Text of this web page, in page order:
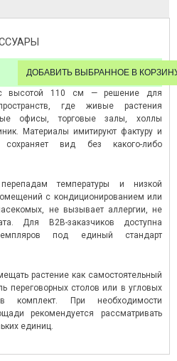
высотой 110 см — решение для
где живые растения
офисы, торговые залы, холлы
Материалы имитируют фактуру и
вид без какого-либо
температуры и низкой
с кондиционированием или
не вызывает аллергии, не
Для B2B-заказчиков доступна
под единый стандарт
растение как самостоятельный
переговорных столов или в угловых
комплект. При необходимости
рекомендуется рассматривать
единиц.